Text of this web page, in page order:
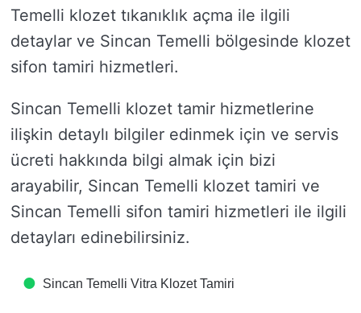
Temelli klozet tıkanıklık açma ile ilgili
detaylar ve Sincan Temelli bölgesinde klozet
sifon tamiri hizmetleri.
Sincan Temelli klozet tamir hizmetlerine
ilişkin detaylı bilgiler edinmek için ve servis
ücreti hakkında bilgi almak için bizi
arayabilir, Sincan Temelli klozet tamiri ve
Sincan Temelli sifon tamiri hizmetleri ile ilgili
detayları edinebilirsiniz.
Sincan Temelli Vitra Klozet Tamiri